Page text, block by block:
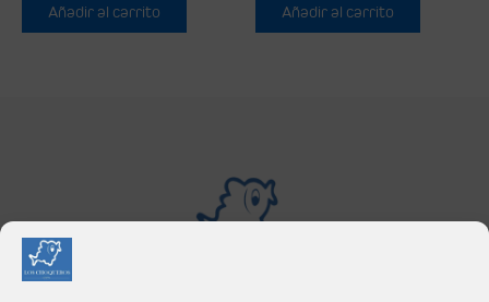
Añadir al carrito Añadir al carrito